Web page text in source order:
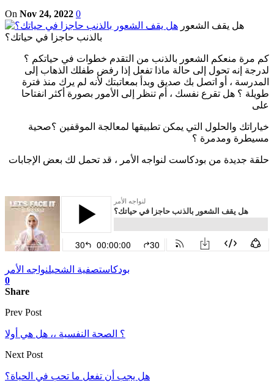
On Nov 24, 2022 0
هل يقف الشعور
بالذنب حاجزا في حياتك؟
كم مرة منعكم الشعور بالذنب من التقدم خطوات في حياتكم ؟
لدرجة إنه تحول إلى حالة ماذا تفعل إذا رفض طفلك الذهاب إلى
المدرسة ، أو اتصل بك صديق وبدأ بمعاتبتك لأنه لم يرك منذ فترة
طويلة ؟ هل تقرع نفسك ، أم تنظر إلى الأمور بصورة أكثر انفتاحا
على
خياراتك والحلول التي يمكن تطبيقها لمعالجة الموقفين ؟صحية
مسيطرة ومدمرة ؟
حلقة جديدة من بودكاست لنواجه الأمر ، قد تحمل لك بعض الإجابات
بودكاستصفية الشحيلنواجه الأمر
0
Share
Prev Post
Next Post
هل يجب أن تفعل ما تحب في الحياة؟